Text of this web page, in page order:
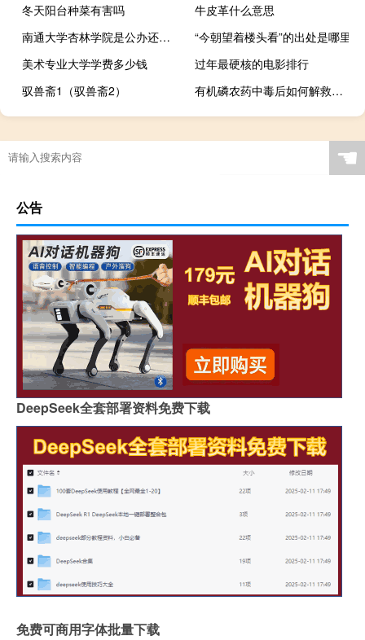
冬天阳台种菜有害吗
牛皮革什么意思
南通大学杏林学院是公办还是民办
“今朝望着楼头看”的出处是哪里
美术专业大学学费多少钱
过年最硬核的电影排行
驭兽斋1（驭兽斋2）
有机磷农药中毒后如何解救（有机磷农药中毒有什么解救方法）
☚
公告
DeepSeek全套部署资料免费下载
免费可商用字体批量下载